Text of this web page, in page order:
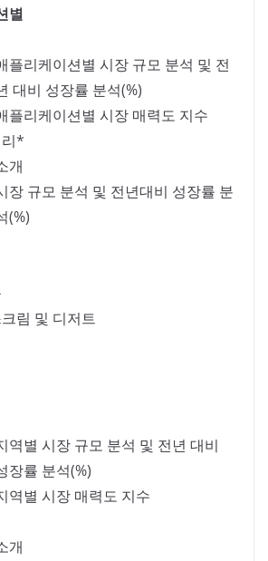
별
플리케이션별 시장 규모 분석 및 전
대비 성장률 분석(%)
플리케이션별 시장 매력도 지수
*
개
장 규모 분석 및 전년대비 성장률 분
(%)
림 및 디저트
역별 시장 규모 분석 및 전년 대비
장률 분석(%)
역별 시장 매력도 지수
개